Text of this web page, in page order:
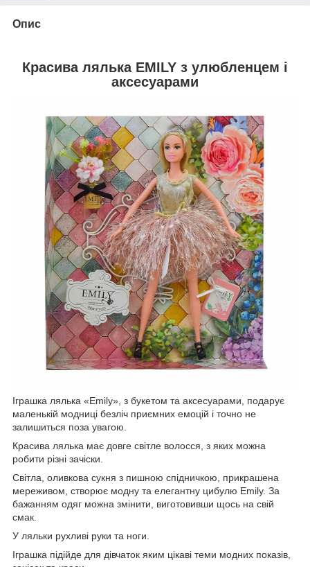
Опис
Красива лялька EMILY з улюбленцем і
аксесуарами
Іграшка лялька «Emily», з букетом та аксесуарами, подарує
маленькій модниці безліч приємних емоцій і точно не
залишиться поза увагою.
Красива лялька має довге світле волосся, з яких можна
робити різні зачіски.
Світла, оливкова сукня з пишною спідничкою, прикрашена
мереживом, створює модну та елегантну цибулю Emily. За
бажанням одяг можна змінити, виготовивши щось на свій
смак.
У ляльки рухливі руки та ноги.
Іграшка підійде для дівчаток яким цікаві теми модних показів,